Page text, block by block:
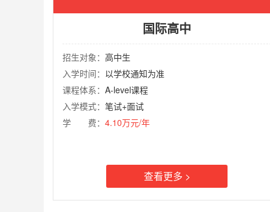
国际高中
招生对象： 高中生
入学时间： 以学校通知为准
课程体系： A-level课程
入学模式： 笔试+面试
学 费： 4.10万元/年
查看更多 >